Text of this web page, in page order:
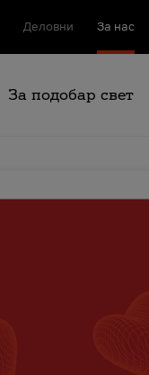
Деловни За нас
За подобар свет